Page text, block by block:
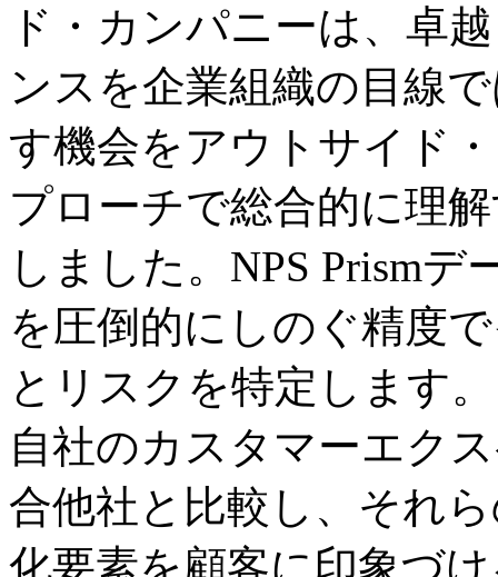
ド・カンパニーは、卓
ンスを企業組織の目線
す機会をアウトサイド
プローチで総合的に理
しました。NPS Prism
を圧倒的にしのぐ精度
とリスクを特定します
自社のカスタマーエク
合他社と比較し、それ
化要素を顧客に印象づ